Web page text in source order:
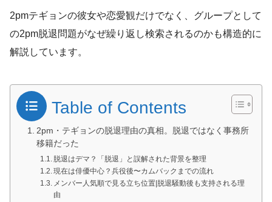
2pmテギョンの彼女や恋愛観だけでなく、グループとして
の2pm脱退問題がなぜ繰り返し検索されるのかも構造的に
解説しています。
Table of Contents
2pm・テギョンの脱退理由の真相。脱退ではなく事務所
移籍だった
脱退はデマ？「脱退」と誤解された背景を整理
現在は俳優中心？兵役後〜カムバックまでの流れ
メンバー人気順で見る立ち位置|脱退騒動後も支持される理
由